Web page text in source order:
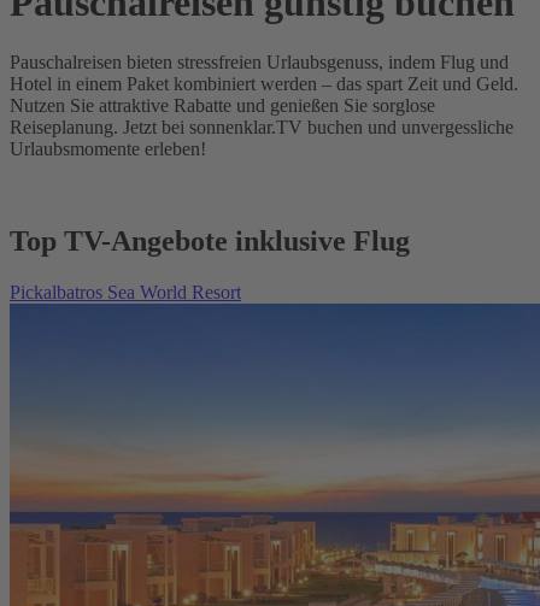
Pauschalreisen bieten stressfreien Urlaubsgenuss, indem Flug und
Hotel in einem Paket kombiniert werden – das spart Zeit und Geld.
Nutzen Sie attraktive Rabatte und genießen Sie sorglose
Reiseplanung. Jetzt bei sonnenklar.TV buchen und unvergessliche
Urlaubsmomente erleben!
Top TV-Angebote inklusive Flug
Pickalbatros Sea World Resort